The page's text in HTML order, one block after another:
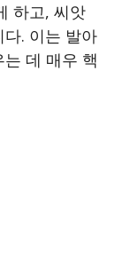
하고, 씨앗
. 이는 발아
데 매우 핵